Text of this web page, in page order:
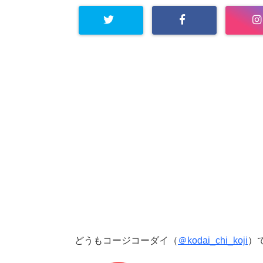
どうもコージコーダイ（ ＠kodai_chi_koji）